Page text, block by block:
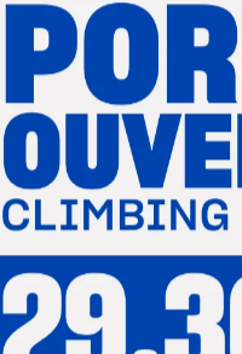
La date
Mensuel
e) Mode
Pour
prélever
f)
Si le